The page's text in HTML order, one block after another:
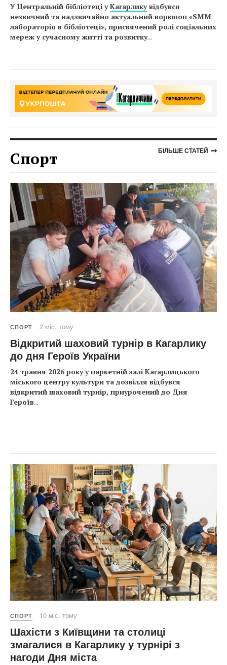
У Центральній бібліотеці уКагарликувідбувся
незвичний та надзвичайно актуальний воркшоп «SMM
лабораторія в бібліотеці», присвячений ролі соціальних
мереж у сучасному житті та розвитку...
Спорт БІЛЬШЕ СТАТЕЙ
СПОРТ 2 міс. тому
Відкритий шаховий турнір в Кагарлику
до дня Героїв України
24 травня 2026 року у паркетній залі Кагарлицького
міського центру культури та дозвілля відбувся
відкритий шаховий турнір, приурочений до Дня
Героїв...
СПОРТ 10 міс. тому
Шахісти з Київщини та столиці
змагалися в Кагарлику у турнірі з
нагоди Дня міста